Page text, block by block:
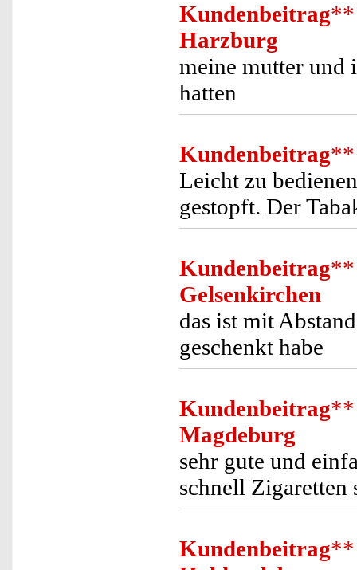
Kundenbeitrag**
Harzburg
meine mutter und
hatten
Kundenbeitrag**
Leicht zu
gestopft. Der
Kundenbeitrag**
Gelsenkirchen
das ist mit
geschenkt habe
Kundenbeitrag**
Magdeburg
sehr gute und
schnell
Kundenbeitrag**